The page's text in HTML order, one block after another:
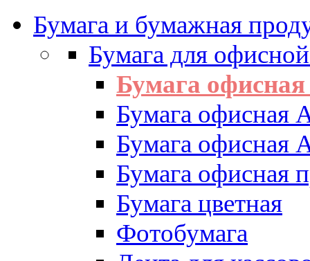
Бумага и бумажная
Бумага для
Бумага
Бумага офисная
Бумага офисная
Бумага офисная
Бумага цветная
Фотобумага